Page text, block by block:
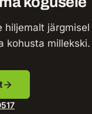
hiljemalt järgmisel
kohusta millekski.